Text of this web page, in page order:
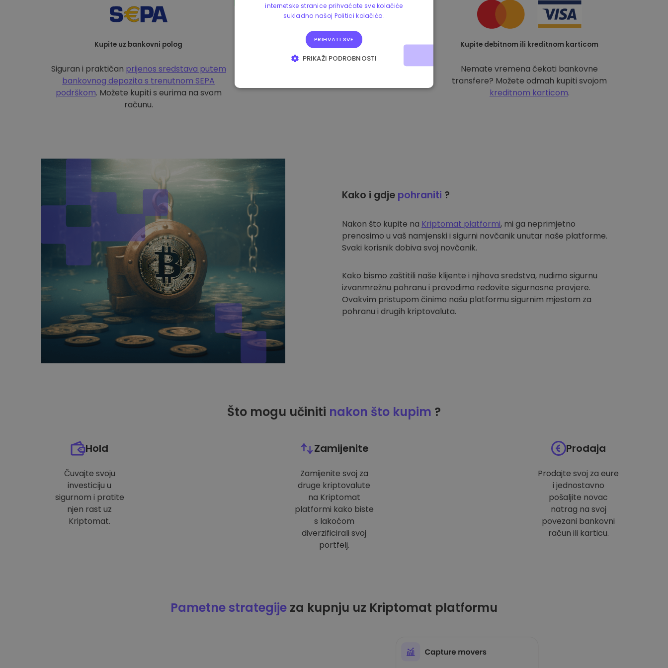
Kupite uz bankovni polog
Siguran i praktičan prijenos sredstava putem
bankovnog depozita s trenutnom SEPA
podrškom. Možete kupiti s eurima na svom
računu.
Kupite debitnom ili kreditnom karticom
Nemate vremena čekati bankovne
transfere? Možete odmah kupiti svojom
kreditnom karticom.
Kako i gdje pohraniti ?
Nakon što kupite na Kriptomat platformi, mi ga neprimjetno
prenosimo u vaš namjenski i sigurni novčanik unutar naše platforme.
Svaki korisnik dobiva svoj novčanik.
Kako bismo zaštitili naše klijente i njihova sredstva, nudimo sigurnu
izvanmrežnu pohranu i provodimo redovite sigurnosne provjere.
Ovakvim pristupom činimo našu platformu sigurnim mjestom za
pohranu i drugih kriptovaluta.
Što mogu učiniti nakon što kupim ?
Hold
Čuvajte svoju
investiciju u
sigurnom i pratite
njen rast uz
Kriptomat.
Zamijenite
Zamijenite svoj za
druge kriptovalute
na Kriptomat
platformi kako biste
s lakoćom
diverzificirali svoj
portfelj.
Prodaja
Prodajte svoj za eure
i jednostavno
pošaljite novac
natrag na svoj
povezani bankovni
račun ili karticu.
Pametne strategije za kupnju uz Kriptomat platformu
internetske stranice prihvaćate sve kolačiće
sukladno našoj Politici kolačića.
PRIHVATI SVE
PRIKAŽI PODROBNOSTI